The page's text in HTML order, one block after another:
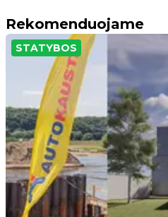
Rekomenduojame
STATYBOS